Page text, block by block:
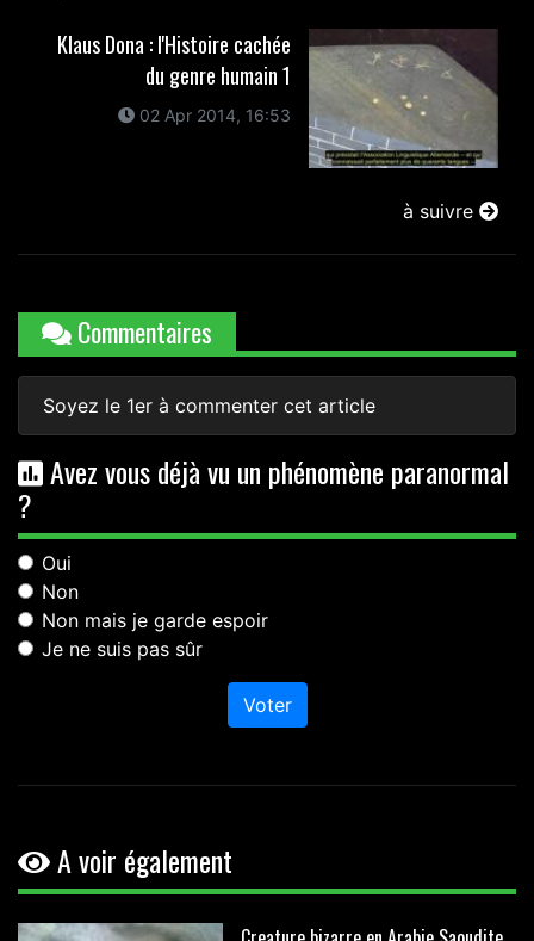
Klaus Dona : l'Histoire cachée
du genre humain 1
02 Apr 2014, 16:53
à suivre
Commentaires
Soyez le 1er à commenter cet article
Avez vous déjà vu un phénomène paranormal
?
Oui
Non
Non mais je garde espoir
Je ne suis pas sûr
Voter
A voir également